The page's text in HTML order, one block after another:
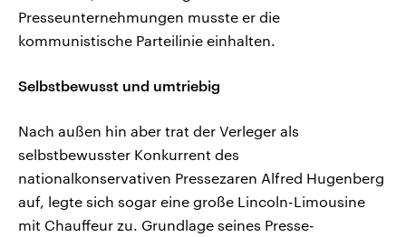
Presseunternehmungen musste er die
kommunistische Parteilinie einhalten.
Selbstbewusst und umtriebig
Nach außen hin aber trat der Verleger als
selbstbewusster Konkurrent des
nationalkonservativen Pressezaren Alfred Hugenberg
auf, legte sich sogar eine große Lincoln-Limousine
mit Chauffeur zu. Grundlage seines Presse-